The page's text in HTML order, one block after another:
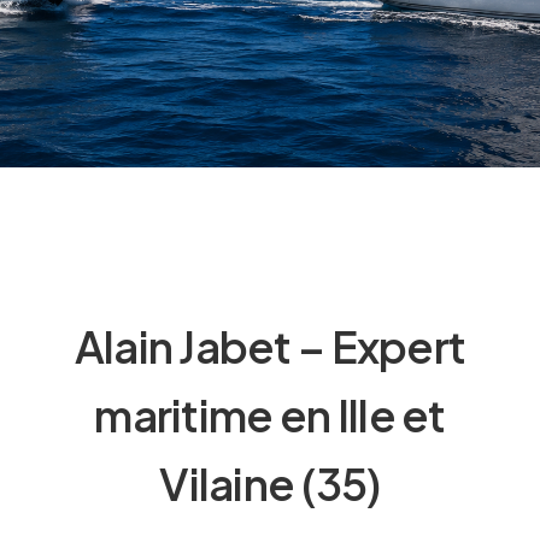
Alain Jabet – Expert
maritime en Ille et
Vilaine (35)